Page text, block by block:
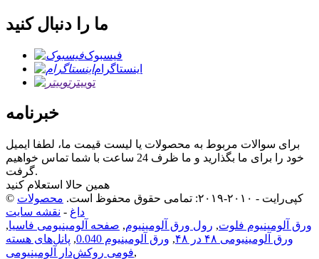
ما را دنبال کنید
فیسبوک
اینستاگرام
توییتر
خبرنامه
برای سوالات مربوط به محصولات یا لیست قیمت ما، لطفا ایمیل
خود را برای ما بگذارید و ما ظرف 24 ساعت با شما تماس خواهیم
گرفت.
همین حالا استعلام کنید
© کپی‌رایت - ۲۰۱۰-۲۰۱۹: تمامی حقوق محفوظ است.
محصولات
داغ - نقشه سایت
ورق آلومینیوم فلوت, رول ورق آلومینیوم, صفحه آلومینیومی فاسیا,
ورق آلومینیومی ۴۸ در ۴۸
, ورق آلومینیوم 0.040 , پانل‌های هسته
فومی روکش‌دار آلومینیومی,